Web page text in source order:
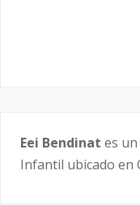
Eei Bendinat es
Infantil ubicado en